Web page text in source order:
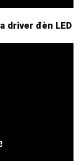
driver đèn LED